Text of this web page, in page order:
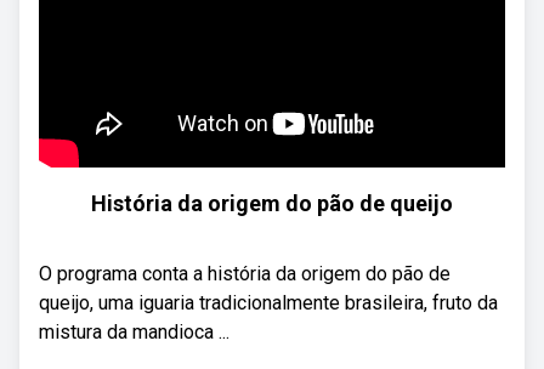
História da origem do pão de queijo
O programa conta a história da origem do pão de
queijo, uma iguaria tradicionalmente brasileira, fruto da
mistura da mandioca ...